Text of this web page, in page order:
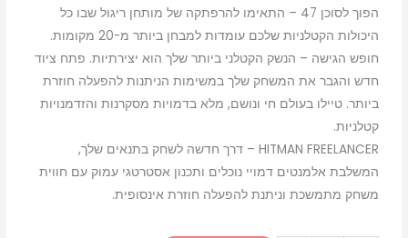
הפוך לסוכן 47 – התאימו להרפתקה של מותחן ריגול שבו כל
היכולות הקטלניות שלכם עומדות למבחן ביותר מ-20 מקומות.
חופש הגישה – הנשק הקטלני ביותר שלך הוא יצירתיות. פתח ציוד
חדש והגבר את המשחק שלך במשימות הניתנות להפעלה חוזרת
ביותר. טיילו בעולם חי ונושם, מלא בדמויות מסקרנות והזדמנויות
קטלניות.
HITMAN FREELANCER – דרך חדשה לשחק בתנאים שלך,
המשלבת אלמנטים דמויי נוכלים ותכנון אסטרטגי עמוק עם חווית
משחק מתמשכת וניתנת להפעלה חוזרת אינסופית.